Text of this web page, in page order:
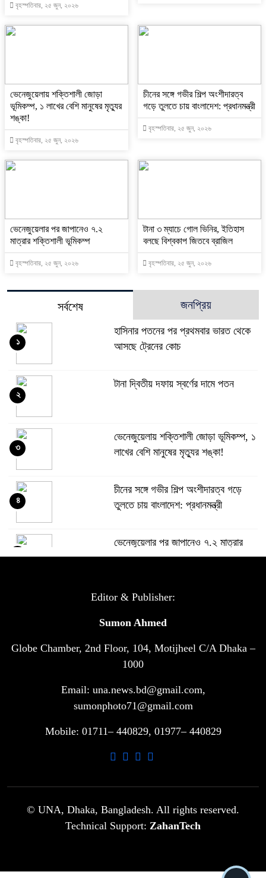
বৃহস্পতিবার, ২৫ জুন, ২০২৬
ভেনেজুয়েলায় শক্তিশালী জোড়া
ভূমিকম্প, ১ লাখের বেশি মানুষের মৃত্যুর
শঙ্কা!
বৃহস্পতিবার, ২৫ জুন, ২০২৬
চীনের সঙ্গে গভীর শিল্প অংশীদারত্ব
গড়ে তুলতে চায় বাংলাদেশ: প্রধানমন্ত্রী
বৃহস্পতিবার, ২৫ জুন, ২০২৬
ভেনেজুয়েলার পর জাপানেও ৭.২
মাত্রার শক্তিশালী ভূমিকম্প
বৃহস্পতিবার, ২৫ জুন, ২০২৬
টানা ৩ ম্যাচে গোল ভিনির, ইতিহাস
বলছে বিশ্বকাপ জিতবে ব্রাজিল
বৃহস্পতিবার, ২৫ জুন, ২০২৬
সর্বশেষ জনপ্রিয়
হাসিনার পতনের পর প্রথমবার ভারত থেকে
আসছে ট্রেনের কোচ
১
টানা দ্বিতীয় দফায় স্বর্ণের দামে পতন
২
ভেনেজুয়েলায় শক্তিশালী জোড়া ভূমিকম্প, ১
লাখের বেশি মানুষের মৃত্যুর শঙ্কা!
৩
চীনের সঙ্গে গভীর শিল্প অংশীদারত্ব গড়ে
তুলতে চায় বাংলাদেশ: প্রধানমন্ত্রী
৪
ভেনেজুয়েলার পর জাপানেও ৭.২ মাত্রার
শক্তিশালী ভূমিকম্প
টানা ৩ ম্যাচে গোল ভিনির, ইতিহাস বলছে
সরকারি ৩শ কেজি বই বিক্রির অভিযোগ
মাদ্রাসা সুপারের বিরুদ্ধে
গাড়ি বিক্রির পর মালিকানা পরিবর্তনে কঠোর
আ.লীগ ও বিএনপির বিরুদ্ধে সমানভাবে
ঢাবিতে মাথায় কাঁঠাল পড়ে মালির মৃত্যু
Editor & Publisher:
Sumon Ahmed
Globe Chamber, 2nd Floor, 104, Motijheel C/A Dhaka –
1000
Email: una.news.bd@gmail.com,
sumonphoto71@gmail.com
Mobile: 01711– 440829, 01977– 440829
© UNA, Dhaka, Bangladesh. All rights reserved.
Technical Support: ZahanTech